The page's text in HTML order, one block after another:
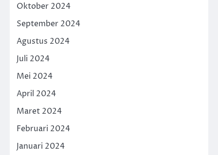
Oktober 2024
September 2024
Agustus 2024
Juli 2024
Mei 2024
April 2024
Maret 2024
Februari 2024
Januari 2024